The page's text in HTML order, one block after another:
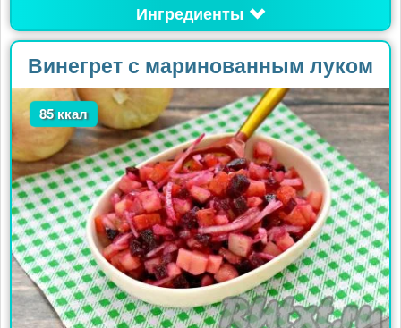
Ингредиенты
Винегрет с маринованным луком
85 ккал